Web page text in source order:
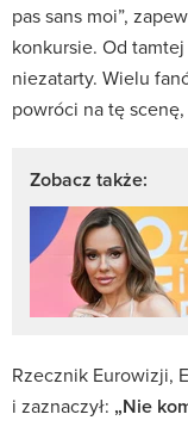
pas sans moi”,
konkursie. Od
niezatarty. Wielu
powróci na tę
Zobacz także:
Rzecznik Eurowizji,
i zaznaczył: „Nie